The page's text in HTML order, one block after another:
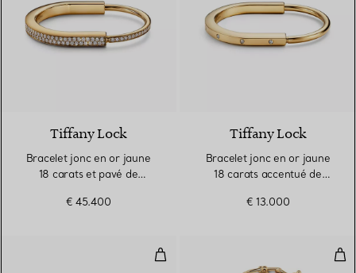
Tiffany Lock
Bracelet jonc en or jaune
18 carats et pavé de
€ 45.400
Tiffany Lock
Bracelet jonc en or jaune
18 carats accentué de
€ 13.000
Bracelet jonc en or jaune 18